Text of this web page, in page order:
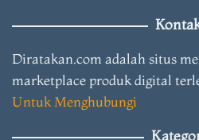
Diratakan.com adalah situs
marketplace produk digital
Untuk Menghubungi